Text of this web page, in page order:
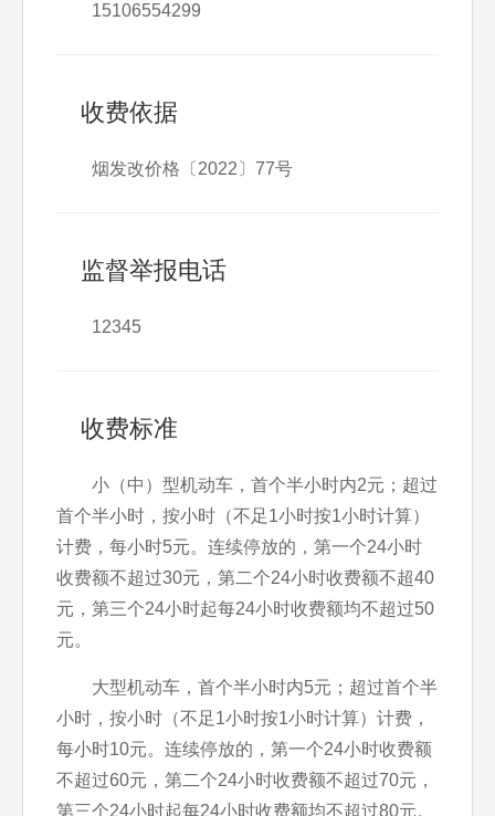
15106554299
收费依据
烟发改价格〔2022〕77号
监督举报电话
12345
收费标准
小（中）型机动车，首个半小时内2元；超过
首个半小时，按小时（不足1小时按1小时计算）
计费，每小时5元。连续停放的，第一个24小时
收费额不超过30元，第二个24小时收费额不超40
元，第三个24小时起每24小时收费额均不超过50
元。
大型机动车，首个半小时内5元；超过首个半
小时，按小时（不足1小时按1小时计算）计费，
每小时10元。连续停放的，第一个24小时收费额
不超过60元，第二个24小时收费额不超过70元，
第三个24小时起每24小时收费额均不超过80元。